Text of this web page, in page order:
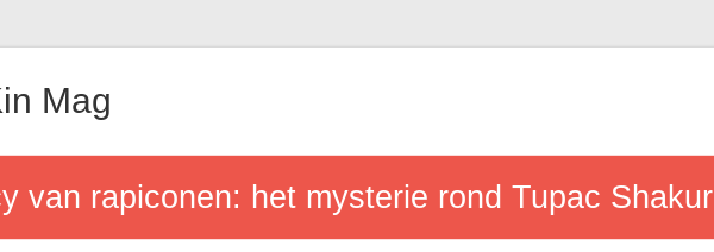
Mag
van rapiconen: het mysterie rond Tupac Shakur